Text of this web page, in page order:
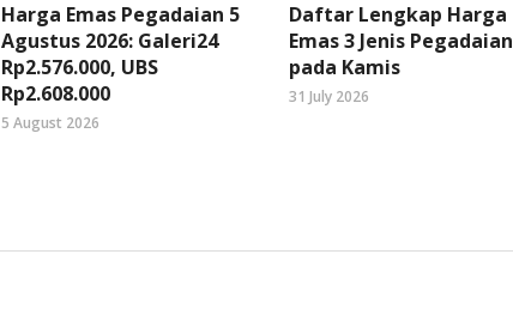
Harga Emas Pegadaian 5
Agustus 2026: Galeri24
Rp2.576.000, UBS
Rp2.608.000
5 August 2026
Daftar Lengkap Harga
Emas 3 Jenis Pegadaian
pada Kamis
31 July 2026